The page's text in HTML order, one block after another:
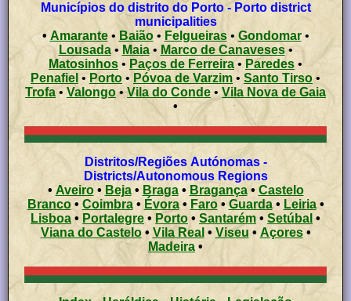
Municípios do distrito do Porto - Porto district
municipalities
• Amarante• Baião• Felgueiras• Gondomar•
Lousada• Maia• Marco de Canaveses•
Matosinhos • Paços de Ferreira • Paredes •
Penafiel • Porto • Póvoa de Varzim • Santo Tirso •
Trofa• Valongo• Vila do Conde • Vila Nova de Gaia
•
Distritos/Regiões Autónomas -
Districts/Autonomous Regions
•Aveiro• Beja• Braga• Bragança• Castelo
Branco• Coimbra• Évora• Faro•Guarda• Leiria•
Lisboa • Portalegre • Porto • Santarém • Setúbal •
Viana do Castelo• Vila Real • Viseu • Açores •
Madeira •